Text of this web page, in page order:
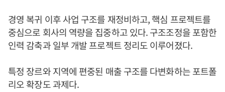
경영 복귀 이후 사업 구조를 재정비하고, 핵심 프로젝트를
중심으로 회사의 역량을 집중하고 있다. 구조조정을 포함한
인력 감축과 일부 개발 프로젝트 정리도 이루어졌다.
특정 장르와 지역에 편중된 매출 구조를 다변화하는 포트폴
리오 확장도 과제다.